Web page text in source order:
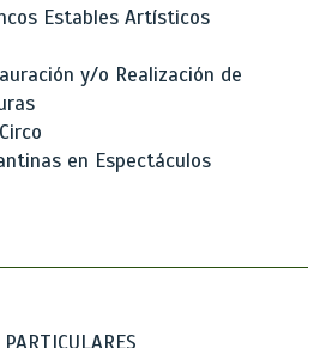
Estables Artísticos
y/o Realización de
en Espectáculos